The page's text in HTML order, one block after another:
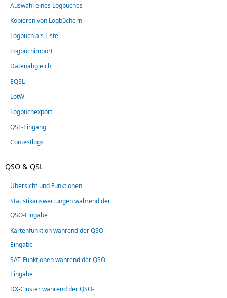
Auswahl eines Logbuches
Kopieren von Logbüchern
Logbuch als Liste
Logbuchimport
Datenabgleich
EQSL
LotW
Logbuchexport
QSL-Eingang
Contestlogs
QSO & QSL
Übersicht und Funktionen
Statistikauswertungen während der
QSO-Eingabe
Kartenfunktion während der QSO-
Eingabe
SAT-Funktionen während der QSO-
Eingabe
DX-Cluster während der QSO-